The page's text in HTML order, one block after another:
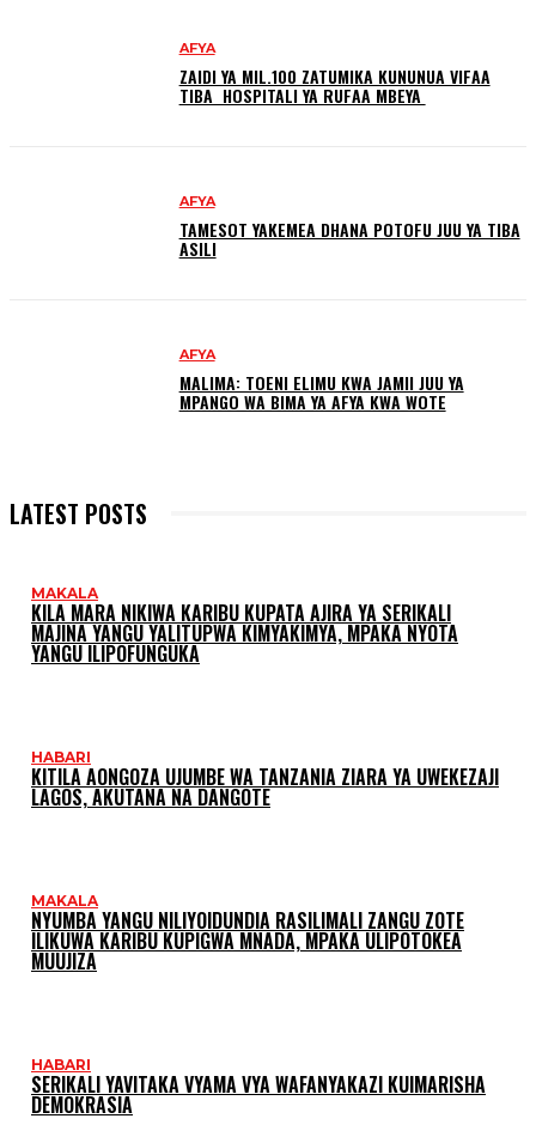
AFYA
ZAIDI YA MIL.100 ZATUMIKA KUNUNUA VIFAA
TIBA HOSPITALI YA RUFAA MBEYA
AFYA
TAMESOT YAKEMEA DHANA POTOFU JUU YA TIBA
ASILI
AFYA
MALIMA: TOENI ELIMU KWA JAMII JUU YA
MPANGO WA BIMA YA AFYA KWA WOTE
LATEST POSTS
MAKALA
KILA MARA NIKIWA KARIBU KUPATA AJIRA YA SERIKALI
MAJINA YANGU YALITUPWA KIMYAKIMYA, MPAKA NYOTA
YANGU ILIPOFUNGUKA
HABARI
KITILA AONGOZA UJUMBE WA TANZANIA ZIARA YA UWEKEZAJI
LAGOS, AKUTANA NA DANGOTE
MAKALA
NYUMBA YANGU NILIYOIDUNDIA RASILIMALI ZANGU ZOTE
ILIKUWA KARIBU KUPIGWA MNADA, MPAKA ULIPOTOKEA
MUUJIZA
HABARI
SERIKALI YAVITAKA VYAMA VYA WAFANYAKAZI KUIMARISHA
DEMOKRASIA